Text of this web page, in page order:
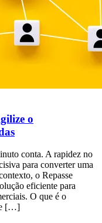
o
conta. A rapidez no
para converter uma
o Repasse
eficiente para
O que é o
[…]